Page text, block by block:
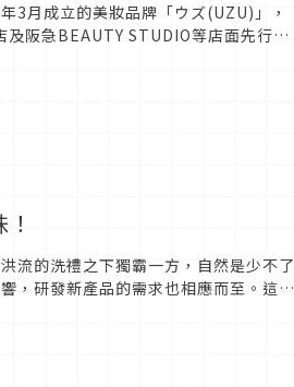
3月成立的美妝品牌「ウズ(UZU)」，
阪急BEAUTY STUDIO等店面先行販
流的洗禮之下獨霸一方，自然是少不了
，研發新產品的需求也相應而至。這次